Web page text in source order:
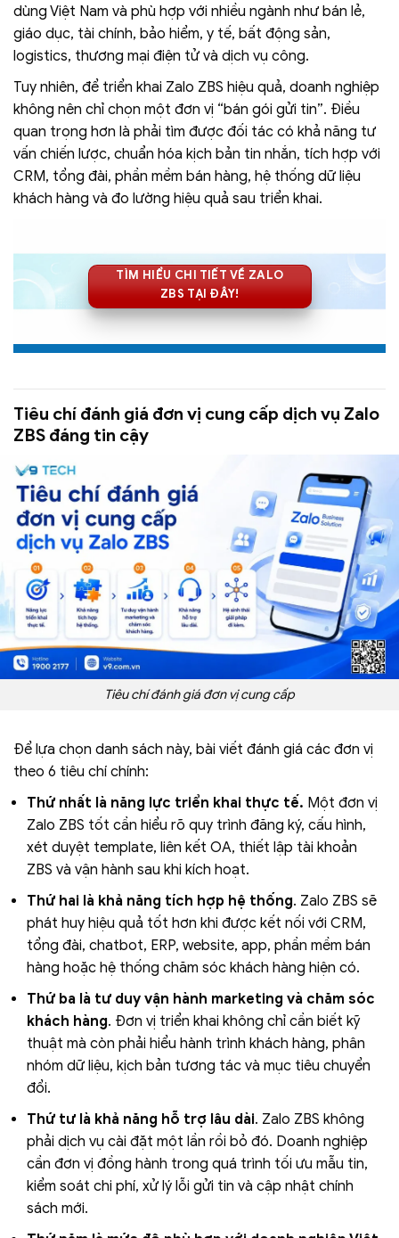
dùng Việt Nam và phù hợp với nhiều ngành như bán lẻ,
giáo dục, tài chính, bảo hiểm, y tế, bất động sản,
logistics, thương mại điện tử và dịch vụ công.
Tuy nhiên, để triển khai Zalo ZBS hiệu quả, doanh nghiệp
không nên chỉ chọn một đơn vị “bán gói gửi tin”. Điều
quan trọng hơn là phải tìm được đối tác có khả năng tư
vấn chiến lược, chuẩn hóa kịch bản tin nhắn, tích hợp với
CRM, tổng đài, phần mềm bán hàng, hệ thống dữ liệu
khách hàng và đo lường hiệu quả sau triển khai.
TÌM HIỂU CHI TIẾT VỀ ZALO
ZBS TẠI ĐÂY!
Tiêu chí đánh giá đơn vị cung cấp dịch vụ Zalo
ZBS đáng tin cậy
Tiêu chí đánh giá đơn vị cung cấp
Để lựa chọn danh sách này, bài viết đánh giá các đơn vị
theo 6 tiêu chí chính:
Thứ nhất là năng lực triển khai thực tế. Một đơn vị
Zalo ZBS tốt cần hiểu rõ quy trình đăng ký, cấu hình,
xét duyệt template, liên kết OA, thiết lập tài khoản
ZBS và vận hành sau khi kích hoạt.
Thứ hai là khả năng tích hợp hệ thống. Zalo ZBS sẽ
phát huy hiệu quả tốt hơn khi được kết nối với CRM,
tổng đài, chatbot, ERP, website, app, phần mềm bán
hàng hoặc hệ thống chăm sóc khách hàng hiện có.
Thứ ba là tư duy vận hành marketing và chăm sóc
khách hàng. Đơn vị triển khai không chỉ cần biết kỹ
thuật mà còn phải hiểu hành trình khách hàng, phân
nhóm dữ liệu, kịch bản tương tác và mục tiêu chuyển
đổi.
Thứ tư là khả năng hỗ trợ lâu dài. Zalo ZBS không
phải dịch vụ cài đặt một lần rồi bỏ đó. Doanh nghiệp
cần đơn vị đồng hành trong quá trình tối ưu mẫu tin,
kiểm soát chi phí, xử lý lỗi gửi tin và cập nhật chính
sách mới.